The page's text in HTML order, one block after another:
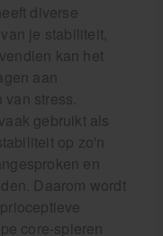
diverse
je stabiliteit,
kan het
aan
van stress.
gebruikt als
op zo'n
en
Daarom wordt
core-spieren